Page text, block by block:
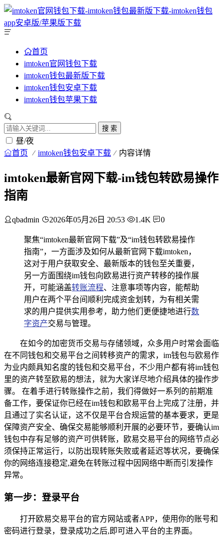
首页
imtoken官网钱包下载
imtoken钱包最新版下载
imtoken钱包安卓下载
imtoken钱包苹果下载
搜 索
昼/夜
首页 imtoken钱包安卓下载 内容详情
imtoken最新官网下载-im钱包转欧易操作
指南
qbadmin 2026年05月26日 20:53 1.4K 0
聚焦“imtoken最新官网下载”及“im钱包转欧易操作
指南”，一方面涉及如何从最新官网下载imtoken，
这对于用户获取安全、最新版本的钱包至关重要，
另一方面围绕im钱包向欧易进行资产转移的操作展
开，可能涵盖转账流程、注意事项等内容，能帮助
用户在两个平台间顺利完成资金划转，为有相关需
求的用户提供实用参考，助力他们更便捷地进行数
字资产交易与管理。
在如今的加密货币交易与存储领域，众多用户时常会面临
在不同钱包和交易平台之间转移资产的需求，im钱包与欧易作
为业内颇具知名度的钱包和交易平台，不少用户都有将im钱包
里的资产转至欧易的想法，就为大家详尽地介绍具体的操作步
骤。 在着手进行转账操作之前，我们得做好一系列的前期准
备工作，要保证你已经在im钱包和欧易平台上完成了注册，并
且通过了实名认证，这不仅是平台合规运营的基本要求，更是
保障资产安全、确保交易能够顺利开展的必要环节，要确认im
钱包中存有足够的资产可供转账，欧易交易平台的网络节点必
须保持正常运行，以防出现转账失败或者延迟等状况，要确保
你的网络连接稳定,避免在转账过程中因网络中断而引发操作
异常。
第一步：登录平台
打开欧易交易平台的官方网站或者APP，使用你的账号和
密码进行登录，登录成功之后,即可进入平台的主界面。